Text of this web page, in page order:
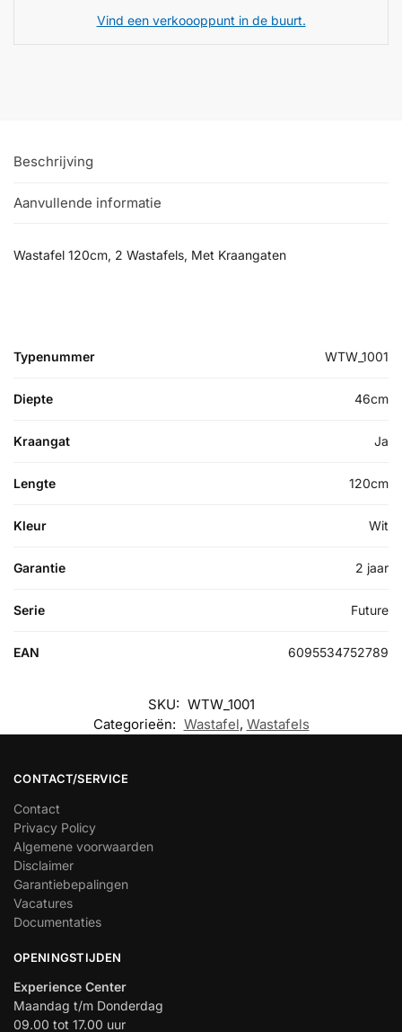
Vind een verkoooppunt in de buurt.
Beschrijving
Aanvullende informatie
Wastafel 120cm, 2 Wastafels, Met Kraangaten
Typenummer WTW_1001
Diepte 46cm
Kraangat Ja
Lengte 120cm
Kleur Wit
Garantie 2 jaar
Serie Future
EAN 6095534752789
SKU: WTW_1001
Categorieën: Wastafel, Wastafels
CONTACT/SERVICE
Contact
Privacy Policy
Algemene voorwaarden
Disclaimer
Garantiebepalingen
Vacatures
Documentaties
OPENINGSTIJDEN
Experience Center
Maandag t/m Donderdag
09.00 tot 17.00 uur